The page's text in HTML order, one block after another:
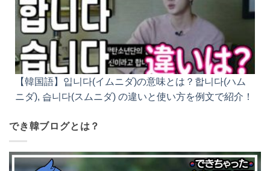
【韓国語】입니다(イムニダ)の意味とは？합니다(ハム
ニダ), 습니다(スムニダ) の違いと使い方を例文で紹介！
でき韓ブログとは？